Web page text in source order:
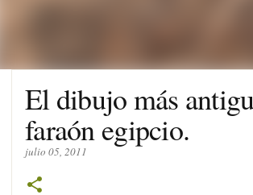
El dibujo más
faraón egipcio.
julio 05, 2011